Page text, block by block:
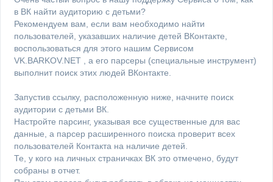
в ВК найти аудиторию с детьми?
Рекомендуем вам, если вам необходимо найти
пользователей, указавших наличие детей ВКонтакте,
воспользоваться для этого нашим Сервисом
VK.BARKOV.NET , а его парсеры (специальные инструмент)
выполнит поиск этих людей ВКонтакте.
Запустив ссылку, расположенную ниже, начните поиск
аудитории с детьми ВК.
Настройте парсинг, указывая все существенные для вас
данные, а парсер расширенного поиска проверит всех
пользователей Контакта на наличие детей.
Те, у кого на личных страничках ВК это отмечено, будут
собраны в отчет.